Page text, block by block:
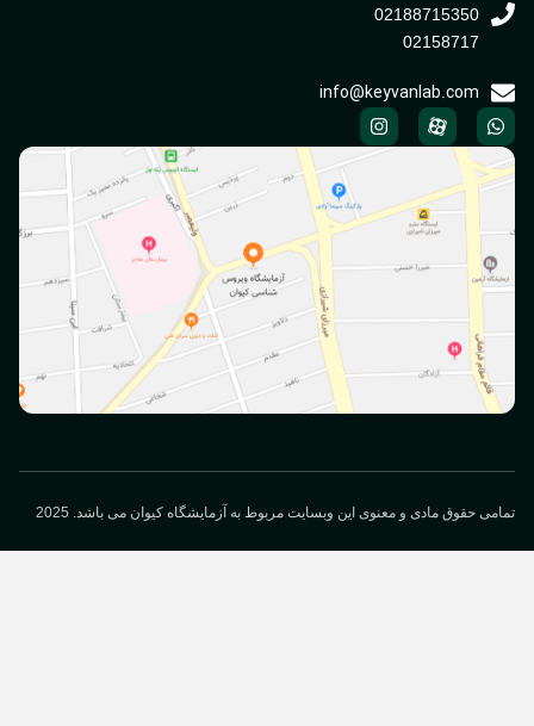
02188715350
02158717
info@keyvanlab.com
حقوق مادی و معنوی این وبسایت مربوط به آزمایشگاه کیوان می باشد. 2025